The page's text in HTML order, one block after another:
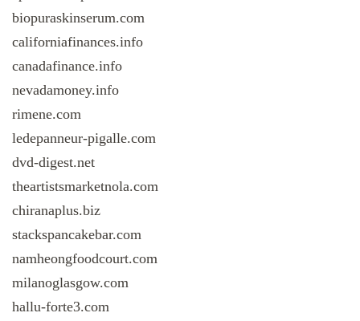
biopuraskinserum.com
californiafinances.info
canadafinance.info
nevadamoney.info
rimene.com
ledepanneur-pigalle.com
dvd-digest.net
theartistsmarketnola.com
chiranaplus.biz
stackspancakebar.com
namheongfoodcourt.com
milanoglasgow.com
hallu-forte3.com